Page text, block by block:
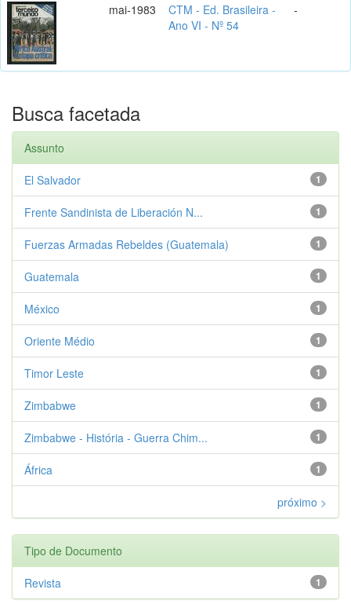
mai-1983
CTM - Ed. Brasileira -
Ano VI - Nº 54
-
Busca facetada
Assunto
1
El Salvador
1
Frente Sandinista de Liberación N...
1
Fuerzas Armadas Rebeldes (Guatemala)
1
Guatemala
1
México
1
Oriente Médio
1
Timor Leste
1
Zimbabwe
1
Zimbabwe - História - Guerra Chim...
1
África
próximo >
Tipo de Documento
1
Revista